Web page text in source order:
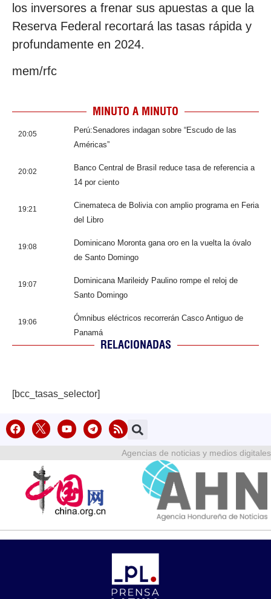
los inversores a frenar sus apuestas a que la
Reserva Federal recortará las tasas rápida y
profundamente en 2024.
mem/rfc
MINUTO A MINUTO
20:05
Perú:Senadores indagan sobre “Escudo de las
Américas”
20:02
Banco Central de Brasil reduce tasa de referencia a
14 por ciento
19:21
Cinemateca de Bolivia con amplio programa en Feria
del Libro
19:08
Dominicano Moronta gana oro en la vuelta la óvalo
de Santo Domingo
19:07
Dominicana Marileidy Paulino rompe el reloj de
Santo Domingo
19:06
Ómnibus eléctricos recorrerán Casco Antiguo de
Panamá
RELACIONADAS
[bcc_tasas_selector]
Agencias de noticias y medios digitales